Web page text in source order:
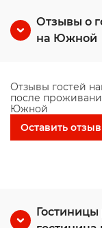
Отзывы о
на Южной
Отзывы гостей
после
Южной
Оставить отзыв